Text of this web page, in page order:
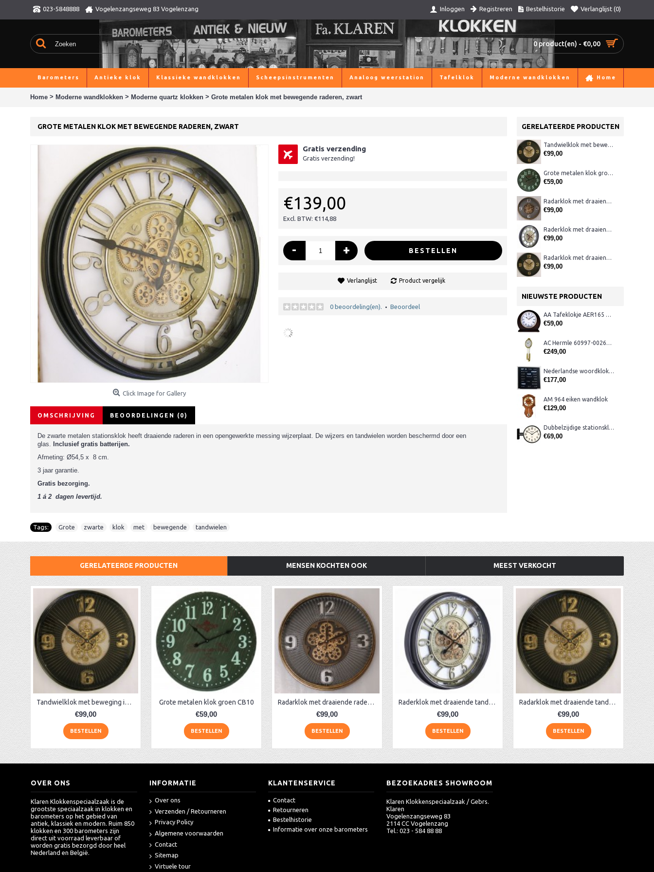
023-5848888 Vogelenzangseweg 83 Vogelenzang Inloggen Registreren Bestelhistorie Verlanglijst (0)
0 product(en) - €0,00
Barometers Antieke klok Klassieke wandklokken Scheepsinstrumenten Analoog weerstation Tafelklok Moderne wandklokken Home
Home > Moderne wandklokken > Moderne quartz klokken > Grote metalen klok met bewegende raderen, zwart
GERELATEERDE PRODUCTEN
Tandwielklok met beweging in de wijzerplaat
€99,00
Grote metalen klok groen CB10
€59,00
Radarklok met draaiende raderen
€99,00
Raderklok met draaiende tandwielen 46 cm
€99,00
Radarklok met draaiende tandwielen zwart
€99,00
NIEUWSTE PRODUCTEN
AA Tafeklokje AER165 noten
€59,00
AC Hermle 60997-00261 wandklok
€249,00
Nederlandse woordklok zwart AMS 1265
€177,00
AM 964 eiken wandklok
€129,00
Dubbelzijdige stationsklok metaal 1879
€69,00
GROTE METALEN KLOK MET BEWEGENDE RADEREN, ZWART
Click Image for Gallery
Gratis verzending
Gratis verzending!
€139,00
Excl. BTW: €114,88
- + BESTELLEN
Verlanglijst Product vergelijk
0 beoordeling(en). • Beoordeel
OMSCHRIJVING BEOORDELINGEN (0)
De zwarte metalen stationsklok heeft draaiende raderen in een opengewerkte messing wijzerplaat. De wijzers en tandwielen worden beschermd door een
glas.
Inclusief gratis batterijen.
Afmeting: Ø54,5 x 8 cm.
3 jaar garantie.
Gratis bezorging.
1 á 2 dagen levertijd.
Tags: Grote zwarte klok met bewegende tandwielen
GERELATEERDE PRODUCTEN MENSEN KOCHTEN OOK MEEST VERKOCHT
Tandwielklok met beweging in de wijzerplaat
€99,00
BESTELLEN
Grote metalen klok groen CB10
€59,00
BESTELLEN
Radarklok met draaiende raderen
€99,00
BESTELLEN
Raderklok met draaiende tandwielen 46 cm
€99,00
BESTELLEN
Radarklok met draaiende tandwielen zwart
€99,00
BESTELLEN
OVER ONS
Klaren Klokkenspeciaalzaak is de
grootste speciaalzaak in klokken en
barometers op het gebied van
antiek, klassiek en modern. Ruim 850
klokken en 300 barometers zijn
direct uit voorraad leverbaar of
worden gratis bezorgd door heel
Nederland en België.
INFORMATIE
Over ons
Verzenden / Retourneren
Privacy Policy
Algemene voorwaarden
Contact
Sitemap
Virtuele tour
KLANTENSERVICE
Contact
Retourneren
Bestelhistorie
Informatie over onze barometers
BEZOEKADRES SHOWROOM
Klaren Klokkenspeciaalzaak / Gebrs.
Klaren
Vogelenzangseweg 83
2114 CC Vogelenzang
Tel.: 023 - 584 88 88